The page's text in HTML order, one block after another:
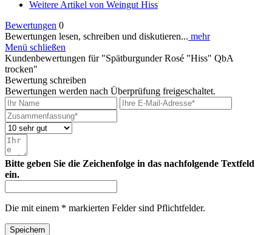
Weitere Artikel von Weingut Hiss
Bewertungen 0
Bewertungen lesen, schreiben und diskutieren... mehr
Menü schließen
Kundenbewertungen für "Spätburgunder Rosé "Hiss" QbA
trocken"
Bewertung schreiben
Bewertungen werden nach Überprüfung freigeschaltet.
Bitte geben Sie die Zeichenfolge in das nachfolgende Textfeld
ein.
Die mit einem * markierten Felder sind Pflichtfelder.
Speichern